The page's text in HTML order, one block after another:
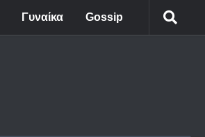
Γυναίκα Gossip